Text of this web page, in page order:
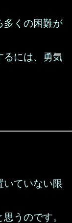
多くの困難が
るには、勇気
いていない限
うのです。